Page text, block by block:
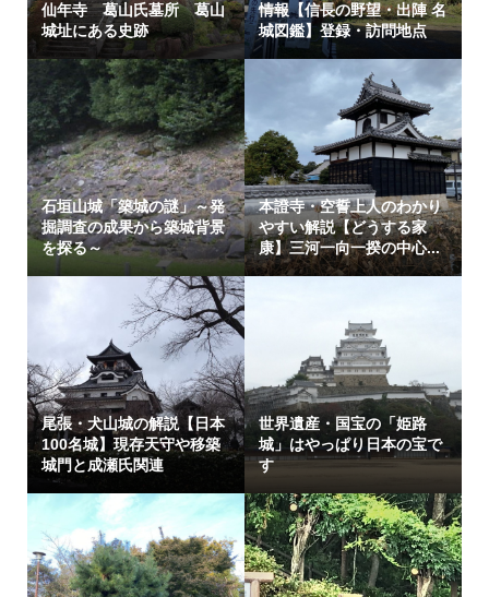
仙年寺 葛山氏墓所 葛山
城址にある史跡
情報【信長の野望・出陣 名
城図鑑】登録・訪問地点
石垣山城「築城の謎」～発
掘調査の成果から築城背景
を探る～
本證寺・空誓上人のわかり
やすい解説【どうする家
康】三河一向一揆の中心...
尾張・犬山城の解説【日本
100名城】現存天守や移築
城門と成瀬氏関連
世界遺産・国宝の「姫路
城」はやっぱり日本の宝で
す